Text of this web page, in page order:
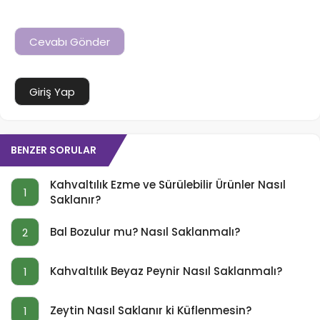
Giriş Yap
BENZER SORULAR
1
Kahvaltılık Ezme ve Sürülebilir Ürünler Nasıl
Saklanır?
2 Bal Bozulur mu? Nasıl Saklanmalı?
1 Kahvaltılık Beyaz Peynir Nasıl Saklanmalı?
1 Zeytin Nasıl Saklanır ki Küflenmesin?